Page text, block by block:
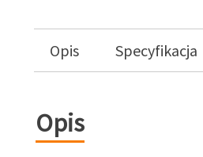
Opis Specyfikacja
Opis